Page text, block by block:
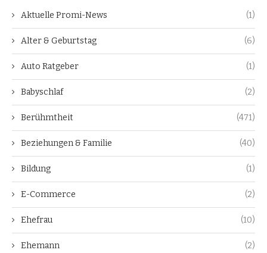
Aktuelle Promi-News (1)
Alter & Geburtstag (6)
Auto Ratgeber (1)
Babyschlaf (2)
Berühmtheit (471)
Beziehungen & Familie (40)
Bildung (1)
E-Commerce (2)
Ehefrau (10)
Ehemann (2)